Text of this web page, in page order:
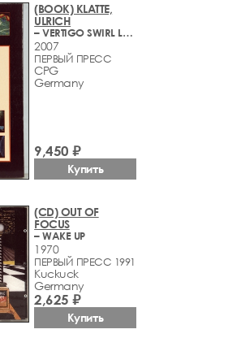
(BOOK) KLATTE,
ULRICH
– VERTIGO SWIRL LABEL
2007
ПЕРВЫЙ ПРЕСС
CPG
Germany
9,450 ₽
Купить
(CD) OUT OF
FOCUS
– WAKE UP
1970
ПЕРВЫЙ ПРЕСС 1991
Kuckuck
Germany
2,625 ₽
Купить